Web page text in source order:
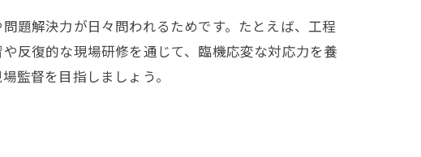
題解決力が日々問われるためです。たとえば、工程
反復的な現場研修を通じて、臨機応変な対応力を養
監督を目指しましょう。